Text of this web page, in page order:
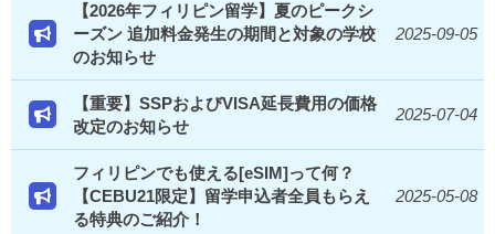
【2026年フィリピン留学】夏のピークシ
ーズン 追加料金発生の期間と対象の学校
のお知らせ
2025-09-05
【重要】SSPおよびVISA延長費用の価格
改定のお知らせ
2025-07-04
フィリピンでも使える[eSIM]って何？
【CEBU21限定】留学申込者全員もらえ
る特典のご紹介！
2025-05-08